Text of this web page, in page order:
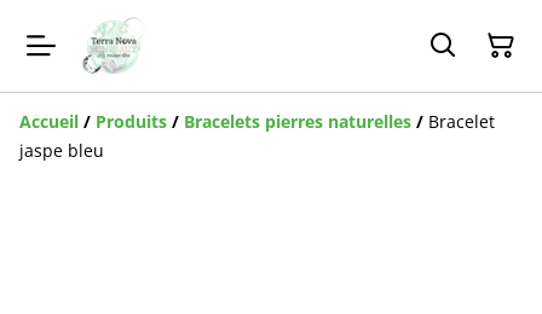
Accueil / Produits / Bracelets pierres naturelles / Bracelet
jaspe bleu